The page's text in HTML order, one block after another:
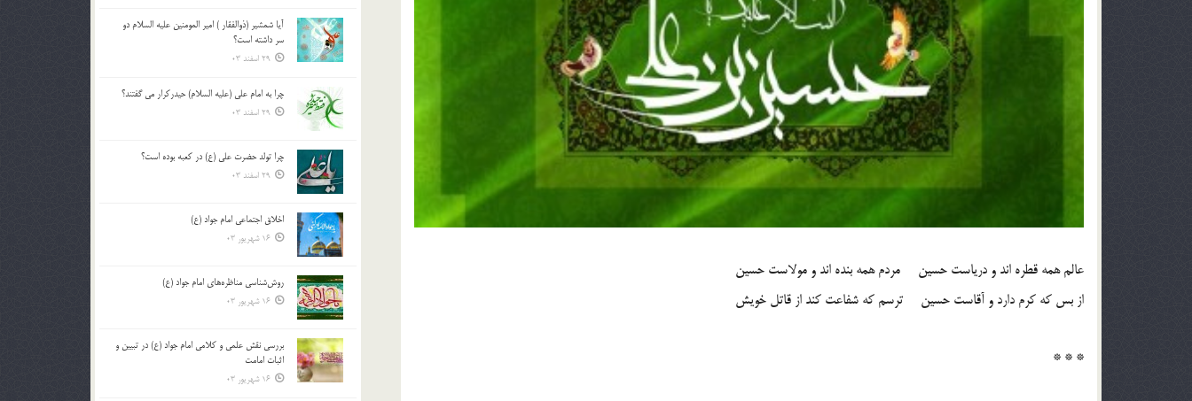
عالم همه قطره اند و دریاست حسین مردم همه بنده اند و مولاست حسین
از بس که کرم دارد و آقاست حسین ترسم که شفاعت کند از قاتل خویش
* * *
آیا شمشیر (ذوالفقار ) امیر المومنین علیه السلام دو
سر داشته است؟
29 اسفند 03
چرا به امام علی (علیه السلام) حیدرکرار می گفتند؟
29 اسفند 03
چرا تولد حضرت علی (ع) در کعبه بوده است؟
29 اسفند 03
اخلاق اجتماعی امام جواد (ع)
16 شهریور 03
روش‌شناسی مناظره‌های امام جواد (ع)
16 شهریور 03
بررسی نقش علمی و کلامی امام جواد (ع) در تبیین و
اثبات امامت
16 شهریور 03